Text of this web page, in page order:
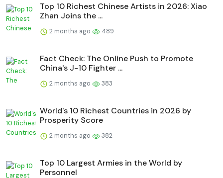
Top 10 Richest Chinese Artists in 2026: Xiao
Zhan Joins the ...
2 months ago 489
Fact Check: The Online Push to Promote
China's J-10 Fighter ...
2 months ago 383
World's 10 Richest Countries in 2026 by
Prosperity Score
2 months ago 382
Top 10 Largest Armies in the World by
Personnel